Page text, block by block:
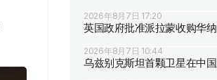
2026年8月7日 17:20
英国政府批准派拉蒙收购华
2026年8月7日 10:44
乌兹别克斯坦首颗卫星在中